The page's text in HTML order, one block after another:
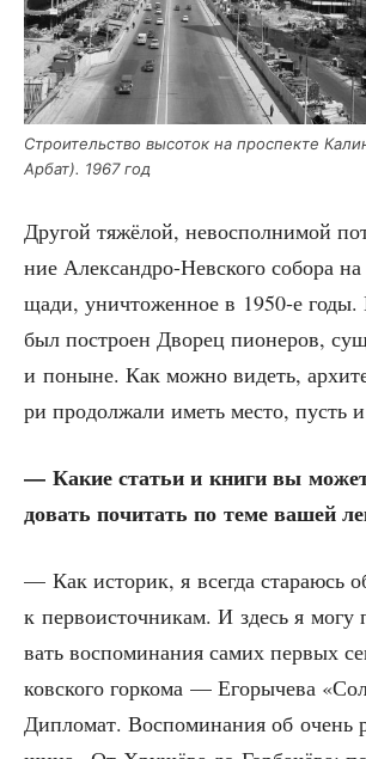
Стро­и­тель­ство высо­ток на про­спек­те
Арбат). 1967 год
Дру­гой тяжё­лой, невос­пол­ни­мой
ние Алек­сан­дро-Нев­ско­го собо­ра
ща­ди, уни­что­жен­ное в 1950‑е годы.
был постро­ен Дво­рец пио­не­ров,
и поныне. Как мож­но видеть,
ри про­дол­жа­ли иметь место, пусть
— Какие ста­тьи и кни­ги вы
до­вать почи­тать по теме вашей
— Как исто­рик, я все­гда ста­ра­юсь
к пер­во­ис­точ­ни­кам. И здесь я
вать вос­по­ми­на­ния самих пер­вых
ков­ско­го гор­ко­ма — Его­ры­че­ва
Дипло­мат. Вос­по­ми­на­ния об очень